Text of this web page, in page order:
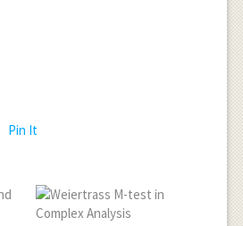
Pin It